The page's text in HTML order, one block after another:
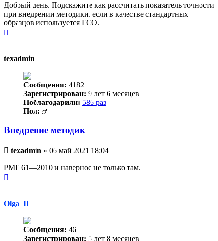
Добрый день. Подскажите как рассчитать показатель точности
при внедрении методики, если в качестве стандартных
образцов используется ГСО.
texadmin
Сообщения: 4182
Зарегистрирован: 9 лет 6 месяцев
Поблагодарили: 586 раз
Пол:
Внедрение методик
Непрочитанное
texadmin » 06 май 2021 18:04
РМГ 61—2010 и наверное не только там.
Olga_Il
Сообщения: 46
Зарегистрирован: 5 лет 8 месяцев